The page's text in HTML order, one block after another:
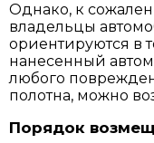
Однако, к
владельцы
ориентируются в
нанесенный
любого
полотна, можно
Порядок